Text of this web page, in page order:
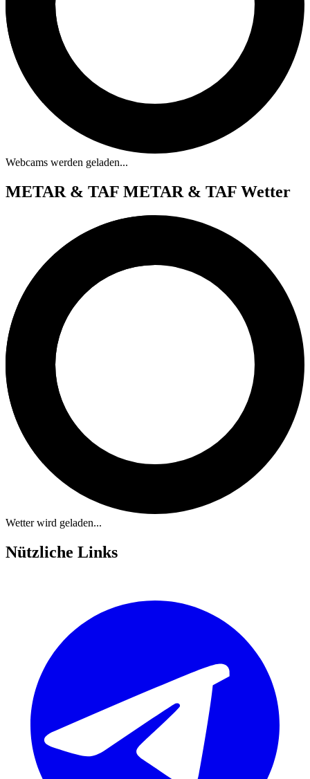
Webcams werden geladen...
METAR & TAF METAR & TAF Wetter
Wetter wird geladen...
Nützliche Links